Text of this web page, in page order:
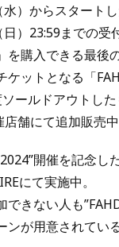
）からスタート
）23:59までの受
を購入できる最後
ケットとなる「
ールドアウトし
舗にて追加販売中
開催を記念し
にて実施中。
できない人も
が用意されている